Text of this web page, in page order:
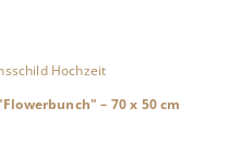
Hochzeit
– 70 x 50 cm